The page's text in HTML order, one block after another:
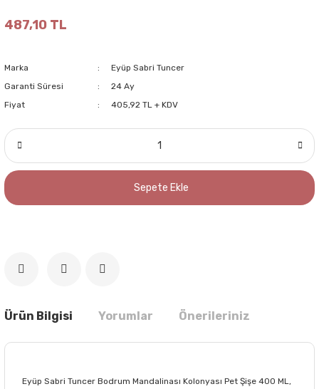
487,10 TL
Marka
Eyüp Sabri Tuncer
Garanti Süresi
24 Ay
Fiyat
405,92 TL + KDV
Sepete Ekle
Ürün Bilgisi Yorumlar Önerileriniz
Eyüp Sabri Tuncer Bodrum Mandalinası Kolonyası Pet Şişe 400 ML,